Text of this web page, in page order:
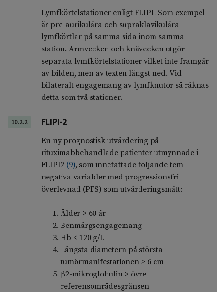
Lymfkörtelstationer enligt FLIPI. Som exempel
är pre-aurikulära och supraklavikulära
lymfkörtlar på samma sida inom samma
station. Armvecken och knävecken utgör
separata lymfkörtelstationer vilket inte framgår
av bilden, men av texten längst ned. Vid
bilateralt engagemang av lymfknutor så räknas
detta som två stationer.
10.2.2 FLIPI-2
En ny prognostisk utvärdering på
rituximabbehandlade patienter utmynnade i
FLIPI2 (9), som innefattade följande fem
negativa variabler med progressionsfri
överlevnad (PFS) som utvärderingsmått:
Ålder > 60 år
Benmärgsengagemang
Hb < 120 g/L
Längsta diametern på största
tumörmanifestationen > 6 cm
β2-mikroglobulin > övre
referensområdesgränsen